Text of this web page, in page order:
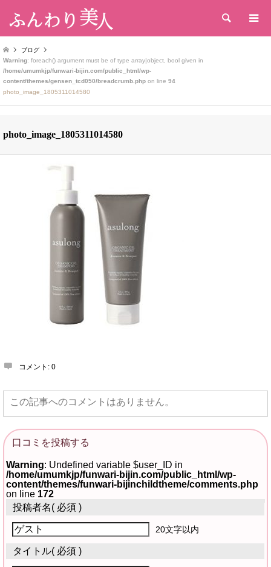
検索
ブログ
Warning: foreach() argument must be of type array|object, bool given in
/home/umumkjp/funwari-bijin.com/public_html/wp-
content/themes/gensen_tcd050/breadcrumb.php on line 94
photo_image_1805311014580
photo_image_1805311014580
コメント: 0
この記事へのコメントはありません。
口コミを投稿する
Warning : Undefined variable $user_ID in
/home/umumkjp/funwari-bijin.com/public_html/wp-
content/themes/funwari-bijinchildtheme/comments.php
on line 172
投稿者名( 必須 )
20文字以内
タイトル( 必須 )